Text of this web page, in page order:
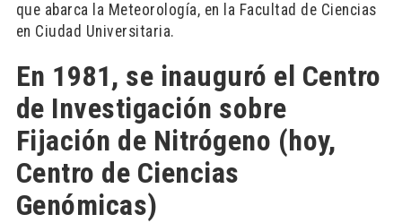
que abarca la Meteorología, en la Facultad de Ciencias
en Ciudad Universitaria.
En 1981, se inauguró el Centro
de Investigación sobre
Fijación de Nitrógeno (hoy,
Centro de Ciencias
Genómicas)